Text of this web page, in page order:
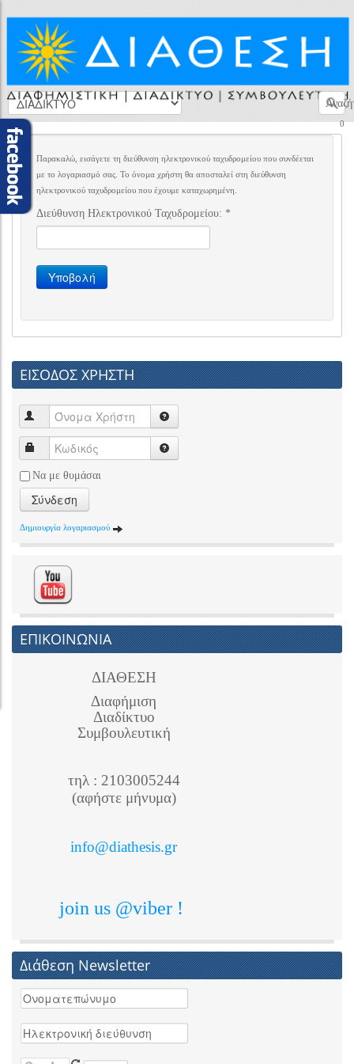
0
Παρακαλώ, εισάγετε τη διεύθυνση ηλεκτρονικού ταχυδρομείου που συνδέεται
με το λογαριασμό σας. Το όνομα χρήστη θα αποσταλεί στη διεύθυνση
ηλεκτρονικού ταχυδρομείου που έχουμε καταχωρημένη.
Διεύθυνση Ηλεκτρονικού Ταχυδρομείου: *
Υποβολή
ΕΙΣΟΔΟΣ ΧΡΗΣΤΗ
Να με θυμάσαι
Σύνδεση
Δημιουργία λογαριασμού
ΕΠΙΚΟΙΝΩΝΙΑ
ΔΙΑΘΕΣΗ
Διαφήμιση
Διαδίκτυο
Συμβουλευτική
τηλ : 2103005244
(αφήστε μήνυμα)
info@diathesis.gr
join us @viber !
Διάθεση Newsletter